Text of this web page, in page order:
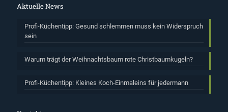
Aktuelle News
Profi-Küchentipp: Gesund schlemmen muss kein Widerspruch
sein
Warum trägt der Weihnachtsbaum rote Christbaumkugeln?
Profi-Küchentipp: Kleines Koch-Einmaleins für jedermann